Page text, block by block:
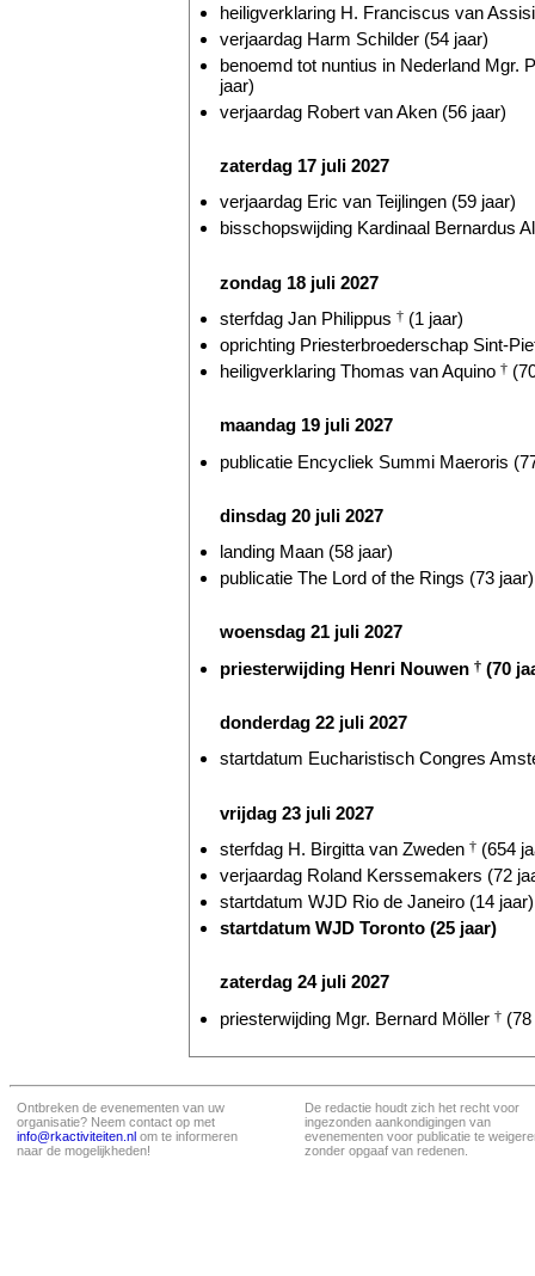
heiligverklaring H. Franciscus van
verjaardag Harm Schilder (54 jaar)
benoemd tot nuntius in Nederland Mgr.
jaar)
verjaardag Robert van Aken (56 jaar)
zaterdag 17 juli 2027
verjaardag Eric van Teijlingen (59 jaar)
bisschopswijding Kardinaal Bernardus
zondag 18 juli 2027
sterfdag Jan Philippus † (1 jaar)
oprichting Priesterbroederschap Sint-
heiligverklaring Thomas van Aquino †
maandag 19 juli 2027
publicatie Encycliek Summi Maeroris
dinsdag 20 juli 2027
landing Maan (58 jaar)
publicatie The Lord of the Rings (73 jaar)
woensdag 21 juli 2027
priesterwijding Henri Nouwen † (70
donderdag 22 juli 2027
startdatum Eucharistisch Congres
vrijdag 23 juli 2027
sterfdag H. Birgitta van Zweden † (654
verjaardag Roland Kerssemakers (72
startdatum WJD Rio de Janeiro (14 jaar)
startdatum WJD Toronto (25 jaar)
zaterdag 24 juli 2027
priesterwijding Mgr. Bernard Möller †
Ontbreken de evenementen van uw
organisatie? Neem contact op met
info@rkactiviteiten.nl om te informeren
naar de mogelijkheden!
De redactie houdt zich het recht voor
ingezonden aankondigingen van
evenementen voor publicatie te
zonder opgaaf van redenen.